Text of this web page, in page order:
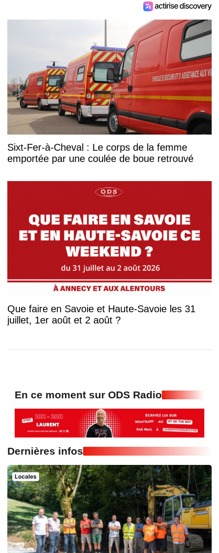
Sixt-Fer-à-Cheval : Le corps de la femme
emportée par une coulée de boue retrouvé
Que faire en Savoie et Haute-Savoie les 31
juillet, 1er août et 2 août ?
En ce moment sur ODS Radio
Dernières infos
Locales